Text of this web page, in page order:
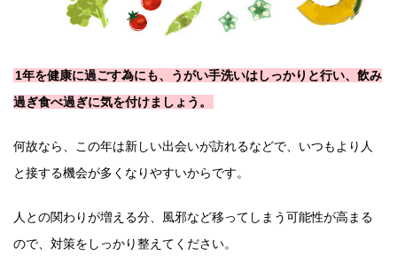
1年を健康に過ごす為にも、うがい手洗いはしっかりと行い、飲み
過ぎ食べ過ぎに気を付けましょう。
何故なら、この年は新しい出会いが訪れるなどで、いつもより人
と接する機会が多くなりやすいからです。
人との関わりが増える分、風邪など移ってしまう可能性が高まる
ので、対策をしっかり整えてください。